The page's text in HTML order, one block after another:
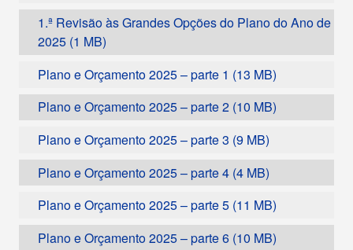
1.ª Revisão às Grandes Opções do Plano do Ano de
2025
Plano e Orçamento 2025 – parte 1
Plano e Orçamento 2025 – parte 2
Plano e Orçamento 2025 – parte 3
Plano e Orçamento 2025 – parte 4
Plano e Orçamento 2025 – parte 5
Plano e Orçamento 2025 – parte 6